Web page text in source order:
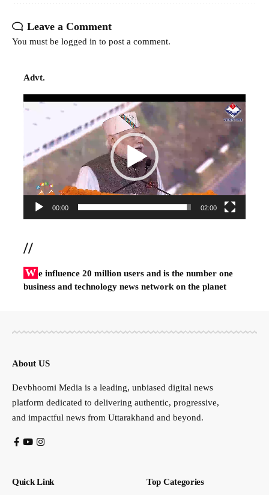
Leave a Comment
You must be logged in to post a comment.
Advt.
Video
00:00 02:00
//
W e influence 20 million users and is the number one
business and technology news network on the planet
About US
Devbhoomi Media is a leading, unbiased digital news
platform dedicated to delivering authentic, progressive,
and impactful news from Uttarakhand and beyond.
Quick Link Top Categories